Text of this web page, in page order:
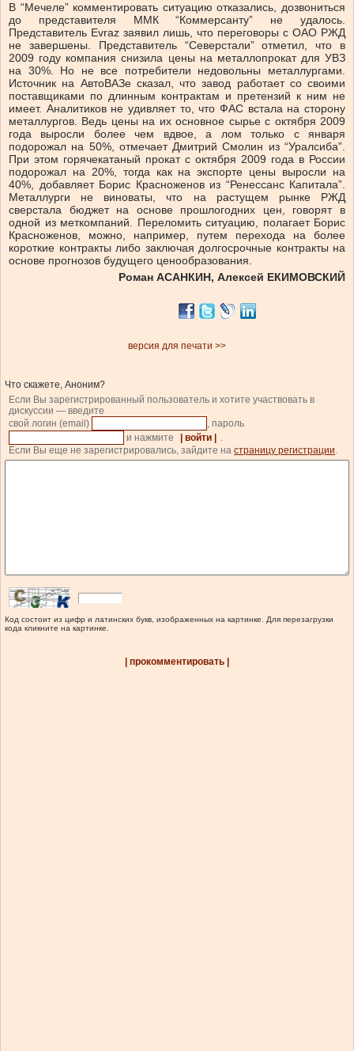
В “Мечеле” комментировать ситуацию отказались, дозвониться
до представителя ММК “Коммерсанту” не удалось.
Представитель Evraz заявил лишь, что переговоры с ОАО РЖД
не завершены. Представитель “Северстали” отметил, что в
2009 году компания снизила цены на металлопрокат для УВЗ
на 30%. Но не все потребители недовольны металлургами.
Источник на АвтоВАЗе сказал, что завод работает со своими
поставщиками по длинным контрактам и претензий к ним не
имеет. Аналитиков не удивляет то, что ФАС встала на сторону
металлургов. Ведь цены на их основное сырье с октября 2009
года выросли более чем вдвое, а лом только с января
подорожал на 50%, отмечает Дмитрий Смолин из “Уралсиба”.
При этом горячекатаный прокат с октября 2009 года в России
подорожал на 20%, тогда как на экспорте цены выросли на
40%, добавляет Борис Красноженов из “Ренессанс Капитала”.
Металлурги не виноваты, что на растущем рынке РЖД
сверстала бюджет на основе прошлогодних цен, говорят в
одной из меткомпаний. Переломить ситуацию, полагает Борис
Красноженов, можно, например, путем перехода на более
короткие контракты либо заключая долгосрочные контракты на
основе прогнозов будущего ценообразования.
Роман АСАНКИН, Алексей ЕКИМОВСКИЙ
версия для печати >>
Что скажете, Аноним?
Если Вы зарегистрированный пользователь и хотите участвовать в
дискуссии — введите
свой логин (email)
, пароль
и нажмите
| войти |
.
Если Вы еще не зарегистрировались, зайдите на страницу регистрации.
Код состоит из цифр и латинских букв, изображенных на картинке. Для перезагрузки
кода кликните на картинке.
| прокомментировать |